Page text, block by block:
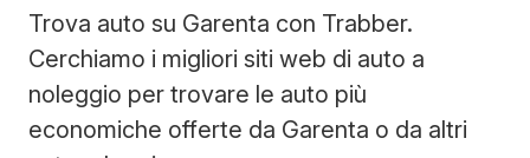
Trova auto su Garenta con Trabber.
Cerchiamo i migliori siti web di auto a
noleggio per trovare le auto più
economiche offerte da Garenta o da altri